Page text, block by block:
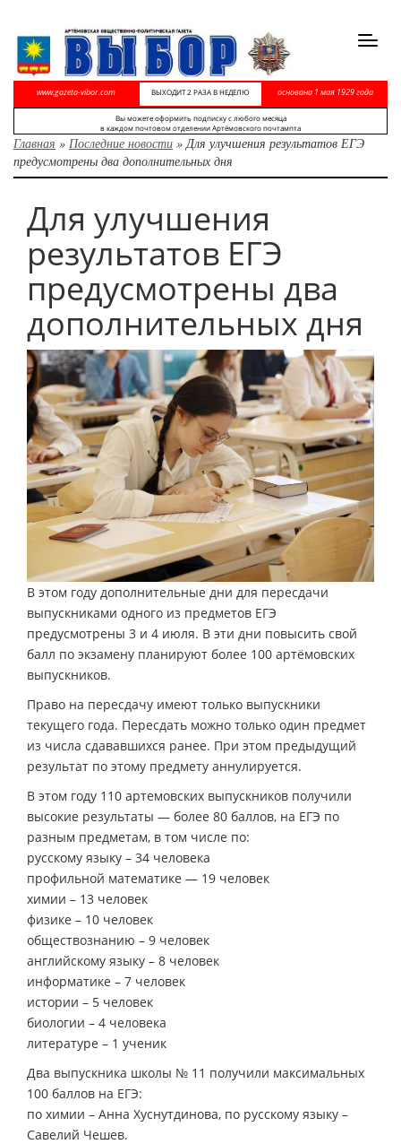
www.gazeta-vibor.com ВЫХОДИТ 2 РАЗА В НЕДЕЛЮ основана 1 мая 1929 года
Вы можете оформить подписку с любого месяца
в каждом почтовом отделении Артёмовского почтампта
Главная » Последние новости »Для улучшения результатов ЕГЭ
предусмотрены два дополнительных дня
Для улучшения
результатов ЕГЭ
предусмотрены два
дополнительных дня
В этом году дополнительные дни для пересдачи
выпускниками одного из предметов ЕГЭ
предусмотрены 3 и 4 июля. В эти дни повысить свой
балл по экзамену планируют более 100 артёмовских
выпускников.
Право на пересдачу имеют только выпускники
текущего года. Пересдать можно только один предмет
из числа сдававшихся ранее. При этом предыдущий
результат по этому предмету аннулируется.
В этом году 110 артемовских выпускников получили
высокие результаты — более 80 баллов, на ЕГЭ по
разным предметам, в том числе по:
русскому языку – 34 человека
профильной математике — 19 человек
химии – 13 человек
физике – 10 человек
обществознанию – 9 человек
английскому языку – 8 человек
информатике – 7 человек
истории – 5 человек
биологии – 4 человека
литературе – 1 ученик
Два выпускника школы № 11 получили максимальных
100 баллов на ЕГЭ:
по химии – Анна Хуснутдинова, по русскому языку –
Савелий Чешев.